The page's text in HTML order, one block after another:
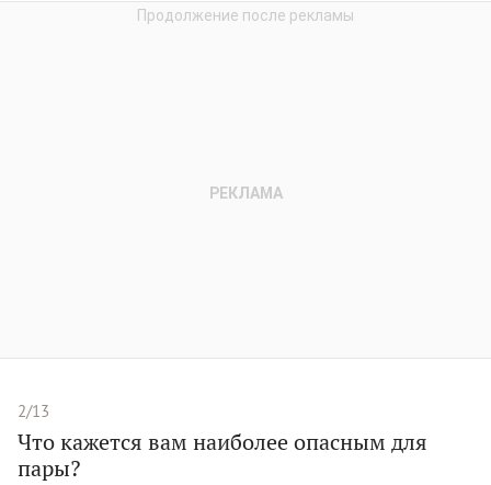
2/13
Что кажется вам наиболее опасным для
пары?